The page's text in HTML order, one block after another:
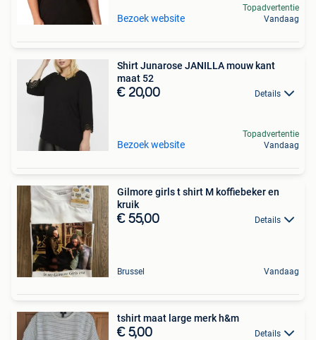
Bezoek website
Topadvertentie
Vandaag
Shirt Junarose JANILLA mouw kant
maat 52
€ 20,00 Details
Bezoek website
Topadvertentie
Vandaag
Gilmore girls t shirt M koffiebeker en
kruik
€ 55,00 Details
Brussel Vandaag
tshirt maat large merk h&m
€ 5,00 Details